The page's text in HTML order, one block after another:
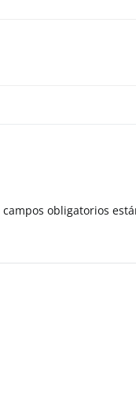
campos obligatorios